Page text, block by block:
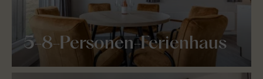
5-8-Personen-Ferienhaus